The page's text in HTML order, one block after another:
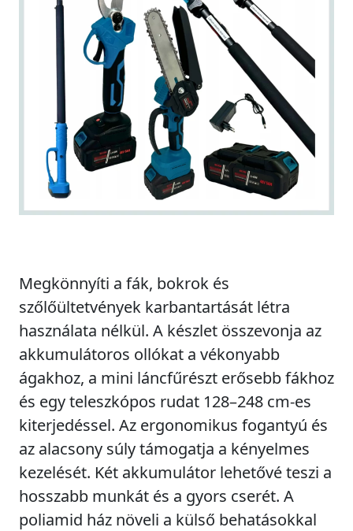
Megkönnyíti a fák, bokrok és
szőlőültetvények karbantartását létra
használata nélkül. A készlet összevonja az
akkumulátoros ollókat a vékonyabb
ágakhoz, a mini láncfűrészt erősebb fákhoz
és egy teleszkópos rudat 128–248 cm-es
kiterjedéssel. Az ergonomikus fogantyú és
az alacsony súly támogatja a kényelmes
kezelését. Két akkumulátor lehetővé teszi a
hosszabb munkát és a gyors cserét. A
poliamid ház növeli a külső behatásokkal